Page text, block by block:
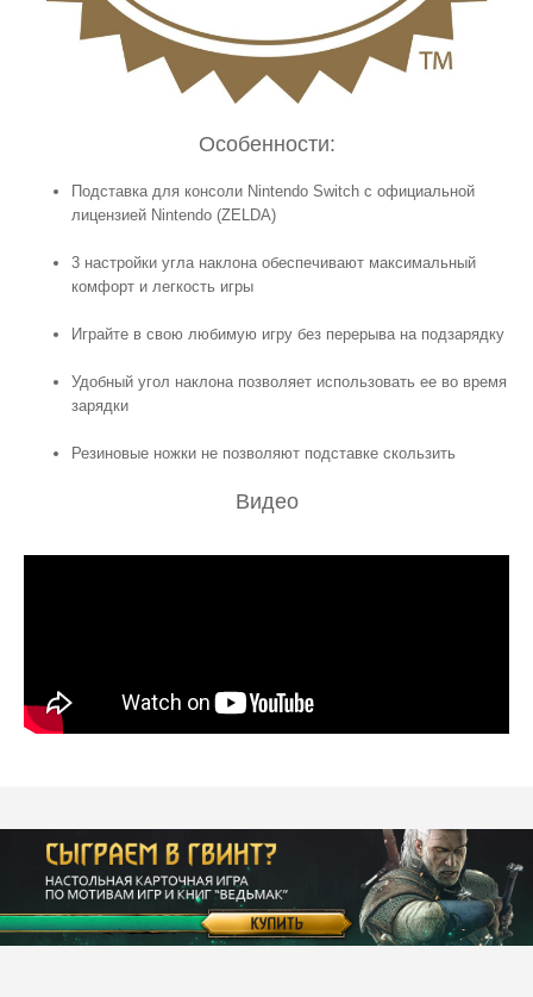
Особенности:
Подставка для консоли Nintendo Switch с официальной
лицензией Nintendo (ZELDA)
3 настройки угла наклона обеспечивают максимальный
комфорт и легкость игры
Играйте в свою любимую игру без перерыва на подзарядку
Удобный угол наклона позволяет использовать ее во время
зарядки
Резиновые ножки не позволяют подставке скользить
Видео